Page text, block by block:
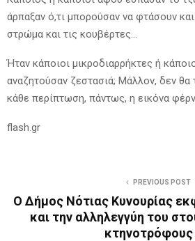
άρπαξαν ό,τι μπορούσαν να φτάσουν
στρώμα και τις κουβέρτες…
Ήταν κάποιοι μικροδιαρρήκτες ή
αναζητούσαν ζεστασιά; Μάλλον, δεν
κάθε περίπτωση, πάντως, η εικόνα
flash.gr
PREVIOUS POST
Ο Δήμος Νότιας Κυνουρίας
και την αλληλεγγύη του
κτηνοτρόφους